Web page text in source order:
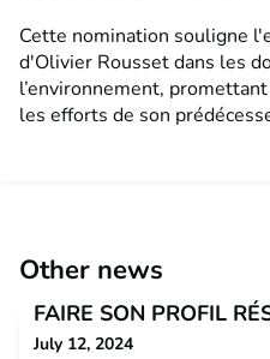
Cette nomination souligne
d'Olivier Rousset dans les
l’environnement,
les efforts de son
Other news
FAIRE SON PROFIL
July 12, 2024